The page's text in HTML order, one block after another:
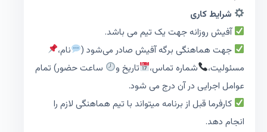
شرایط کاری
آفیش روزانه جهت یک تیم می باشد.
جهت هماهنگی برگه آفیش صادر می‌شود (
نام،
مسئولیت،
شماره تماس، تاریخ و
ساعت حضور) تمام
عوامل اجرایی در آن درج می شود.
کارفرما قبل از برنامه میتواند با تیم هماهنگی لازم را
انجام دهد.